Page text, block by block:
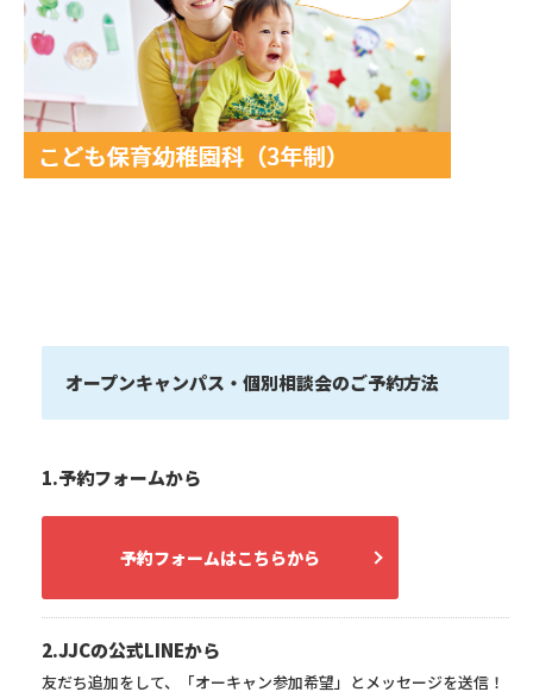
オープンキャンパス・個別相談会のご予約方法
1.予約フォームから
予約フォームはこちらから
2.JJCの公式LINEから
友だち追加をして、「オーキャン参加希望」とメッセージを送信！